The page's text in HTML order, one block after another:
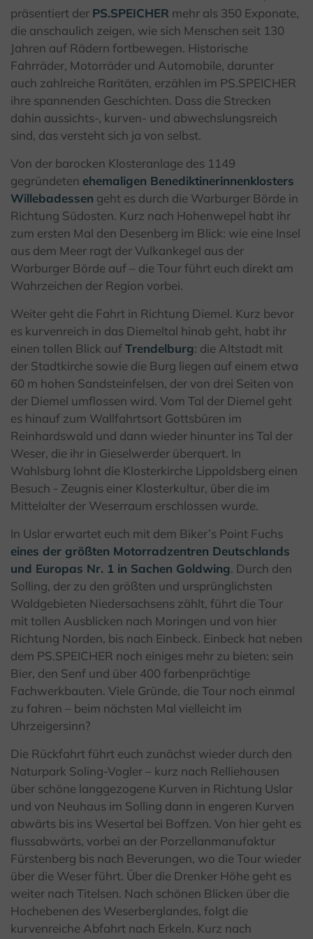
präsentiert der PS.SPEICHER mehr als 350 Exponate,
die anschaulich zeigen, wie sich Menschen seit 130
Jahren auf Rädern fortbewegen. Historische
Fahrräder, Motorräder und Automobile, darunter
auch zahlreiche Raritäten, erzählen im PS.SPEICHER
ihre spannenden Geschichten. Dass die Strecken
dahin aussichts-, kurven- und abwechslungsreich
sind, das versteht sich ja von selbst.
Von der barocken Klosteranlage des 1149
gegründeten ehemaligen Benediktinerinnenklosters
Willebadessen geht es durch die Warburger Börde in
Richtung Südosten. Kurz nach Hohenwepel habt ihr
zum ersten Mal den Desenberg im Blick: wie eine Insel
aus dem Meer ragt der Vulkankegel aus der
Warburger Börde auf – die Tour führt euch direkt am
Wahrzeichen der Region vorbei.
Weiter geht die Fahrt in Richtung Diemel. Kurz bevor
es kurvenreich in das Diemeltal hinab geht, habt ihr
einen tollen Blick aufTrendelburg: die Altstadt mit
der Stadtkirche sowie die Burg liegen auf einem etwa
60 m hohen Sandsteinfelsen, der von drei Seiten von
der Diemel umflossen wird. Vom Tal der Diemel geht
es hinauf zum Wallfahrtsort Gottsbüren im
Reinhardswald und dann wieder hinunter ins Tal der
Weser, die ihr in Gieselwerder überquert. In
Wahlsburg lohnt die Klosterkirche Lippoldsberg einen
Besuch - Zeugnis einer Klosterkultur, über die im
Mittelalter der Weserraum erschlossen wurde.
In Uslar erwartet euch mit dem Biker’s Point Fuchs
eines der größten Motorradzentren Deutschlands
und Europas Nr. 1 in Sachen Goldwing. Durch den
Solling, der zu den größten und ursprünglichsten
Waldgebieten Niedersachsens zählt, führt die Tour
mit tollen Ausblicken nach Moringen und von hier
Richtung Norden, bis nach Einbeck. Einbeck hat neben
dem PS.SPEICHER noch einiges mehr zu bieten: sein
Bier, den Senf und über 400 farbenprächtige
Fachwerkbauten. Viele Gründe, die Tour noch einmal
zu fahren – beim nächsten Mal vielleicht im
Uhrzeigersinn?
Die Rückfahrt führt euch zunächst wieder durch den
Naturpark Soling-Vogler – kurz nach Relliehausen
über schöne langgezogene Kurven in Richtung Uslar
und von Neuhaus im Solling dann in engeren Kurven
abwärts bis ins Wesertal bei Boffzen. Von hier geht es
flussabwärts, vorbei an der Porzellanmanufaktur
Fürstenberg bis nach Beverungen, wo die Tour wieder
über die Weser führt. Über die Drenker Höhe geht es
weiter nach Titelsen. Nach schönen Blicken über die
Hochebenen des Weserberglandes, folgt die
kurvenreiche Abfahrt nach Erkeln. Kurz nach